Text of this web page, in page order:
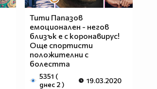
Тити Папазов
емоционален - негов
близък е с коронавирус!
Още спортисти
положителни с
болестта
5351 (
днес 2 )
19.03.2020